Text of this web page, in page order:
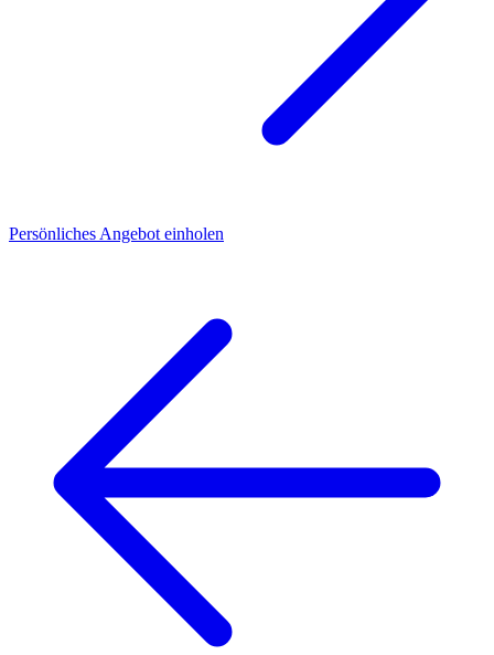
Persönliches Angebot einholen